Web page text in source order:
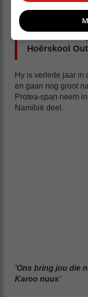
Walter is 'n
oudleerder
Hoërskool
Hy is verlede jaar in
en gaan nog groot
Protea-span neem
Namibië deel.
'Ons bring jou die
Karoo nuus'